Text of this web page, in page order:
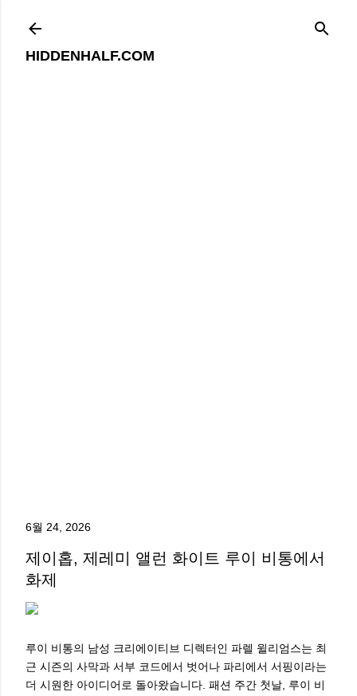
HIDDENHALF.COM
6월 24, 2026
제이홉, 제레미 앨런 화이트 루이 비통에서
화제
루이 비통의 남성 크리에이티브 디렉터인 파렐 윌리엄스는 최
근 시즌의 사막과 서부 코드에서 벗어나 파리에서 서핑이라는
더 시원한 아이디어로 돌아왔습니다. 패션 주간 첫날, 루이 비